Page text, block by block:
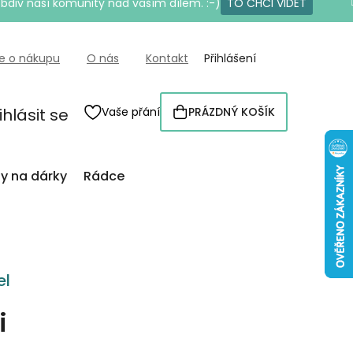
naší komunity nad vaším dílem. :-) TO CHCI VIDĚT
o nákupu O nás Kontakt Přihlášení
se Vaše přání
NÁKUPNÍ
KOŠÍK
PRÁZDNÝ KOŠÍK
na dárky Rádce